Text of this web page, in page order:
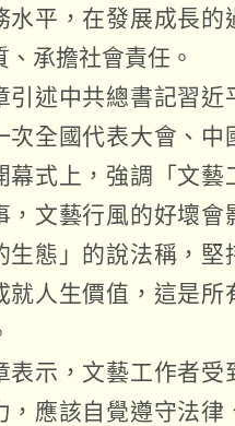
水平，在發展成長
、承擔社會責任。
引述中共總書記習
次全國代表大會、
幕式上，強調「文
，文藝行風的好壞會
生態」的說法稱，
就人生價值，這是
表示，文藝工作者
，應該自覺遵守法